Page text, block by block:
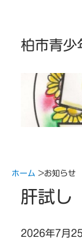
柏市青少
ホーム >お知らせ
肝試し
2026年7月